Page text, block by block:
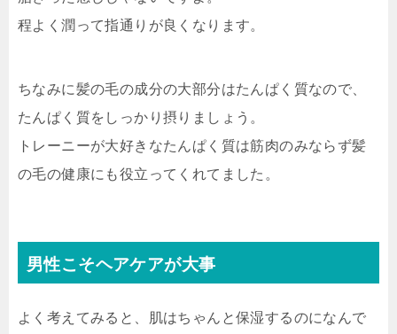
程よく潤って指通りが良くなります。
ちなみに髪の毛の成分の大部分はたんぱく質なので、
たんぱく質をしっかり摂りましょう。
トレーニーが大好きなたんぱく質は筋肉のみならず髪
の毛の健康にも役立ってくれてました。
男性こそヘアケアが大事
よく考えてみると、肌はちゃんと保湿するのになんで